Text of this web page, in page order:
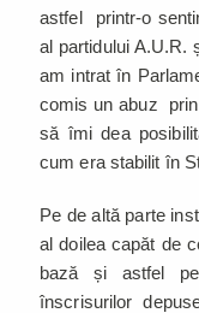
astfel printr-o
al partidului
am intrat în
comis un abuz
să îmi dea
cum era stabilit în
Pe de altă parte
al doilea capăt de
bază și astfel
înscrisurilor